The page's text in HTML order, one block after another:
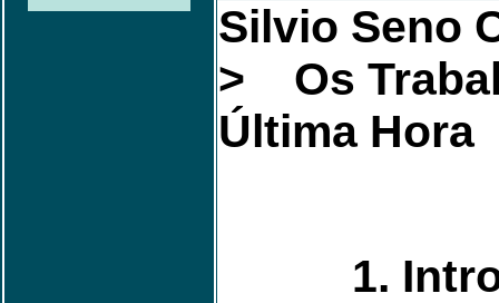
Silvio Seno
> Os
Última Hora
1.